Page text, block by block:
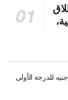
جلفود 2025 بإطلاق